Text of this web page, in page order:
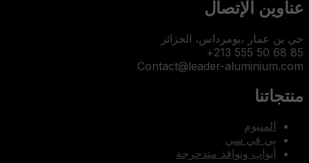
عناوين الإتصال
حي بن عمار ،بومرداس، الجزائر
85 68 50 555 213+
Contact@leader-aluminium.com
منتجاتنا
المنيوم
بي في سي
أبواب ونوافذ متدحرجة